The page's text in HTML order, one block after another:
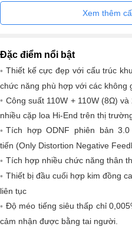
Xem thêm
Đặc điểm nổi bật
Thiết kế cực đẹp với cấu trúc
chức năng phù hợp với các không
Công suất 110W + 110W (8Ω)
nhiều cặp loa Hi-End trên thị
Tích hợp ODNF phiên bản
tiến (Only Distortion Negative
Tích hợp nhiều chức năng thân
Thiết bị đầu cuối hợp kim đồng
liên tục
Độ méo tiếng siêu thấp chỉ
cảm nhận được bằng tai người.